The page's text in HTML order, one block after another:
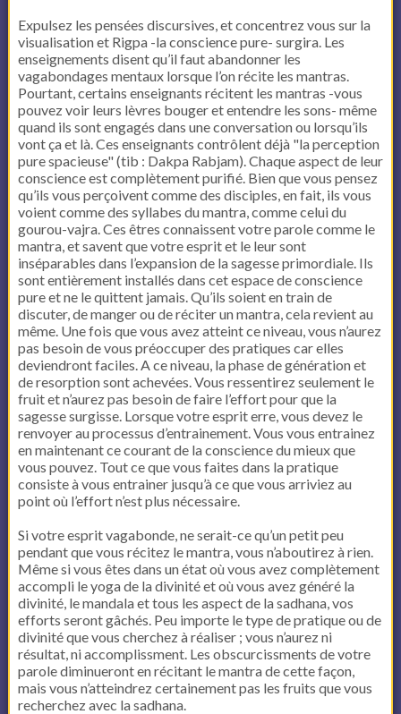
Expulsez les pensées discursives, et concentrez vous sur la
visualisation et Rigpa -la conscience pure- surgira. Les
enseignements disent qu’il faut abandonner les
vagabondages mentaux lorsque l’on récite les mantras.
Pourtant, certains enseignants récitent les mantras -vous
pouvez voir leurs lèvres bouger et entendre les sons- même
quand ils sont engagés dans une conversation ou lorsqu’ils
vont ça et là. Ces enseignants contrôlent déjà "la perception
pure spacieuse" (tib : Dakpa Rabjam). Chaque aspect de leur
conscience est complètement purifié. Bien que vous pensez
qu’ils vous perçoivent comme des disciples, en fait, ils vous
voient comme des syllabes du mantra, comme celui du
gourou-vajra. Ces êtres connaissent votre parole comme le
mantra, et savent que votre esprit et le leur sont
inséparables dans l’expansion de la sagesse primordiale. Ils
sont entièrement installés dans cet espace de conscience
pure et ne le quittent jamais. Qu’ils soient en train de
discuter, de manger ou de réciter un mantra, cela revient au
même. Une fois que vous avez atteint ce niveau, vous n’aurez
pas besoin de vous préoccuper des pratiques car elles
deviendront faciles. A ce niveau, la phase de génération et
de resorption sont achevées. Vous ressentirez seulement le
fruit et n’aurez pas besoin de faire l’effort pour que la
sagesse surgisse. Lorsque votre esprit erre, vous devez le
renvoyer au processus d’entrainement. Vous vous entrainez
en maintenant ce courant de la conscience du mieux que
vous pouvez. Tout ce que vous faites dans la pratique
consiste à vous entrainer jusqu’à ce que vous arriviez au
point où l’effort n’est plus nécessaire.
Si votre esprit vagabonde, ne serait-ce qu’un petit peu
pendant que vous récitez le mantra, vous n’aboutirez à rien.
Même si vous êtes dans un état où vous avez complètement
accompli le yoga de la divinité et où vous avez généré la
divinité, le mandala et tous les aspect de la sadhana, vos
efforts seront gâchés. Peu importe le type de pratique ou de
divinité que vous cherchez à réaliser ; vous n’aurez ni
résultat, ni accomplissment. Les obscurcissments de votre
parole diminueront en récitant le mantra de cette façon,
mais vous n’atteindrez certainement pas les fruits que vous
recherchez avec la sadhana.